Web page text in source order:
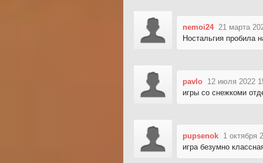
nemoi24 21 марта
Ностальгия пробила
pavlo 12 июля 2022
игры со снежкоми
pupsenok 1 октября
игра безумно